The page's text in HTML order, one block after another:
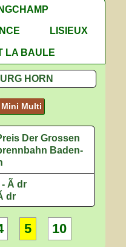
LISIEUX
LA BAULE
HORN
Mini Multi
Der Grossen
Baden-
Ã dr
dr
5 10